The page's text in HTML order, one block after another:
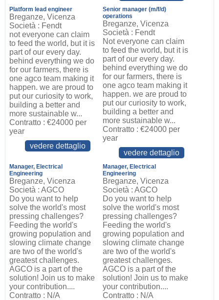
Platform lead engineer
Breganze, Vicenza
Società : Fendt
not everyone can claim
to feed the world, but it is
part of our every day.
behind everything we do
for our farmers, there is
one agco team making it
happen. we are proud to
put our curiosity to work,
building a better and
more sustainable w...
Contratto : €24000 per
year
vedere dettaglio
Senior manager (m/f/d)
operations
Breganze, Vicenza
Società : Fendt
Not everyone can claim
to feed the world, but it is
part of our every day.
behind everything we do
for our farmers, there is
one agco team making it
happen. we are proud to
put our curiosity to work,
building a better and
more sustainable w...
Contratto : €24000 per
year
vedere dettaglio
Manager, Electrical
Engineering
Breganze, Vicenza
Società : AGCO
Do you want to help
solve the world's most
pressing challenges?
Feeding the world's
growing population and
slowing climate change
are two of the world's
greatest challenges.
AGCO is a part of the
solution! Join us to make
your contribution....
Contratto : N/A
Manager, Electrical
Engineering
Breganze, Vicenza
Società : AGCO
Do you want to help
solve the world's most
pressing challenges?
Feeding the world's
growing population and
slowing climate change
are two of the world's
greatest challenges.
AGCO is a part of the
solution! Join us to make
your contribution....
Contratto : N/A